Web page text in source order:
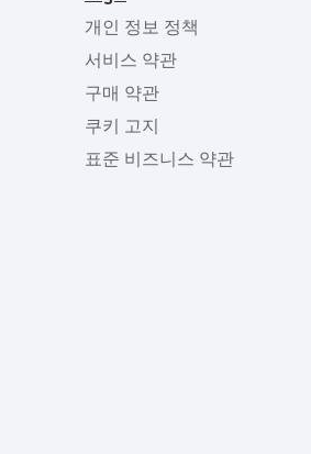
개인 정보 정책
서비스 약관
구매 약관
쿠키 고지
표준 비즈니스 약관